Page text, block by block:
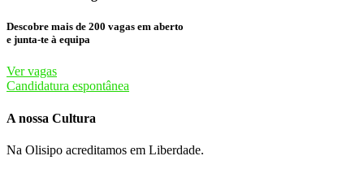
Descobre mais de 200 vagas em aberto
e junta-te à equipa
Ver vagas
Candidatura espontânea
A nossa Cultura
Na Olisipo acreditamos em Liberdade.